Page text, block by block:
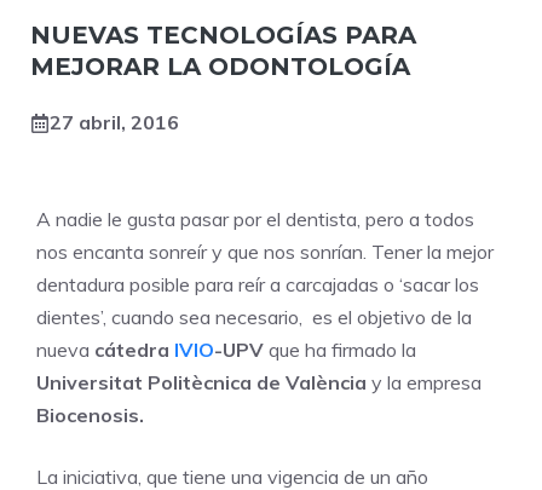
NUEVAS TECNOLOGÍAS PARA
MEJORAR LA ODONTOLOGÍA
27 abril, 2016
A nadie le gusta pasar por el dentista, pero a todos
nos encanta sonreír y que nos sonrían. Tener la mejor
dentadura posible para reír a carcajadas o ‘sacar los
dientes’, cuando sea necesario, es el objetivo de la
nueva cátedra IVIO-UPV que ha firmado la
Universitat Politècnica de València y la empresa
Biocenosis.
La iniciativa, que tiene una vigencia de un año